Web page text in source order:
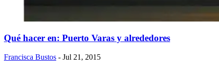
Qué hacer en: Puerto Varas y alrededores
Francisca Bustos - Jul 21, 2015